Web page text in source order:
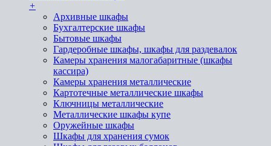
+
Архивные шкафы
Бухгалтерские шкафы
Бытовые шкафы
Гардеробные шкафы, шкафы для раздевалок
Камеры хранения малогабаритные (шкафы
кассира)
Камеры хранения металлические
Картотечные металлические шкафы
Ключницы металлические
Металлические шкафы купе
Оружейные шкафы
Шкафы для хранения сумок